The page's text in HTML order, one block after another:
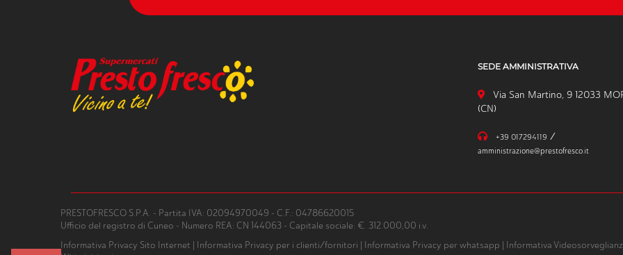
SEDE AMMINISTRATIVA
Via San Martino, 9 12033
(CN)
+39 017294119 /
amministrazione@prestofresco.it
PRESTOFRESCO S.P.A. - Partita IVA: 02094970049 - C.F.: 04786620015
Ufficio del registro di Cuneo - Numero REA: CN 144063 - Capitale sociale: €. 312.000,00 i.v.
Informativa Privacy Sito Internet
Informativa Privacy per i clienti/fornitori Informativa Privacy per whatsapp
Informativa